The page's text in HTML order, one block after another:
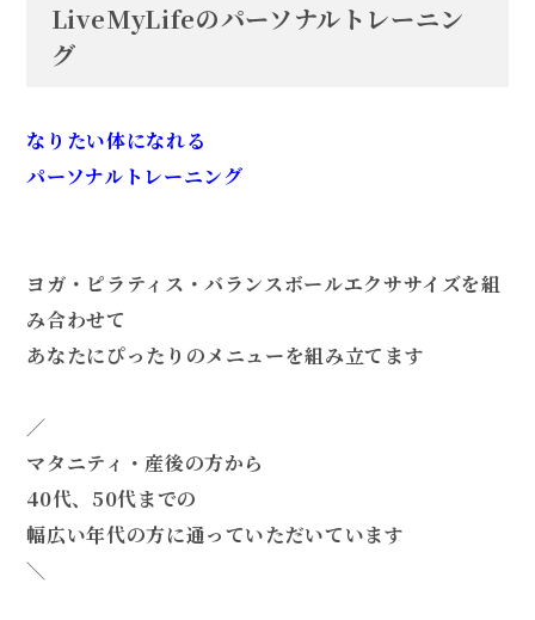
LiveMyLifeのパーソナルトレーニン
グ
なりたい体になれる
パーソナルトレーニング
ヨガ・ピラティス・バランスボールエクササイズを組
み合わせて
あなたにぴったりのメニューを組み立てます
／
マタニティ・産後の方から
40代、50代までの
幅広い年代の方に通っていただいています
＼